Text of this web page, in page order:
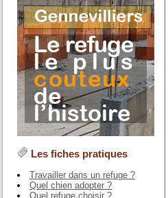
Les fiches pratiques
Travailler dans un refuge ?
Quel chien adopter ?
Quel refuge choisir ?